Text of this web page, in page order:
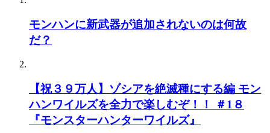
モンハンに新武器が追加されないのは何故
だ？
【祝３９万人】ゾシアを絶滅種にする編 モン
ハンワイルズを全力で楽しむぞ！！ ＃1８
『モンスターハンターワイルズ』